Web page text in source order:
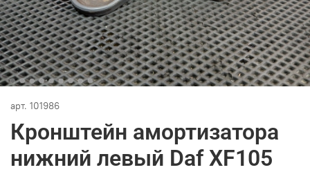
арт. 101986
Кронштейн амортизатора
нижний левый Daf XF105